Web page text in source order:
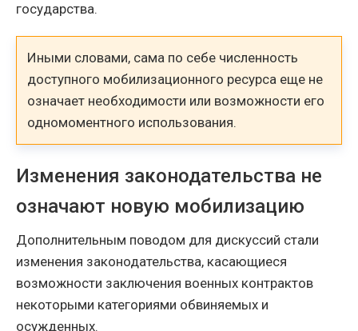
государства.
Иными словами, сама по себе численность
доступного мобилизационного ресурса еще не
означает необходимости или возможности его
одномоментного использования.
Изменения законодательства не
означают новую мобилизацию
Дополнительным поводом для дискуссий стали
изменения законодательства, касающиеся
возможности заключения военных контрактов
некоторыми категориями обвиняемых и
осужденных.